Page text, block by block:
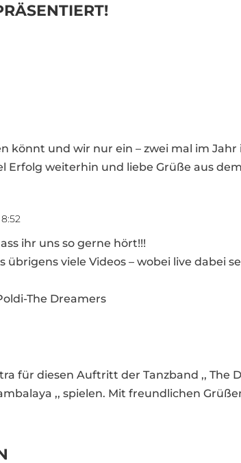
könnt und wir nur ein – zwei mal im
Erfolg weiterhin und liebe Grüße aus
ihr uns so gerne hört!!!
viele Videos – wobei live dabei
The Dreamers
für diesen Auftritt der Tanzband ,, The
,, spielen. Mit freundlichen